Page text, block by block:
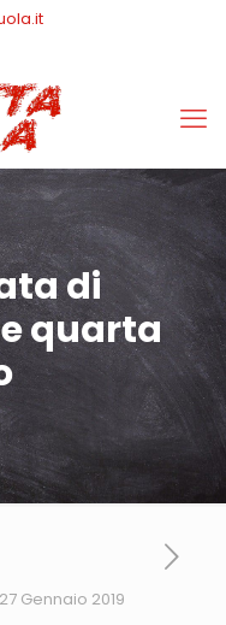
di
quarta
27 Gennaio 2019